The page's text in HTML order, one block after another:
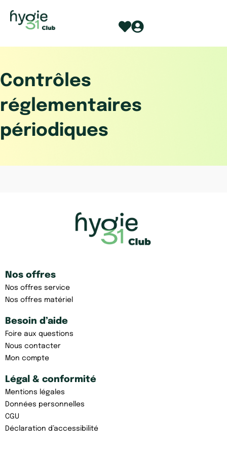
contenu
Contrôles
réglementaires
périodiques
Nos offres
Nos offres service
Nos offres matériel
Besoin d’aide
Foire aux questions
Nous contacter
Mon compte
Légal & conformité
Mentions légales
Données personnelles
CGU
Déclaration d’accessibilité